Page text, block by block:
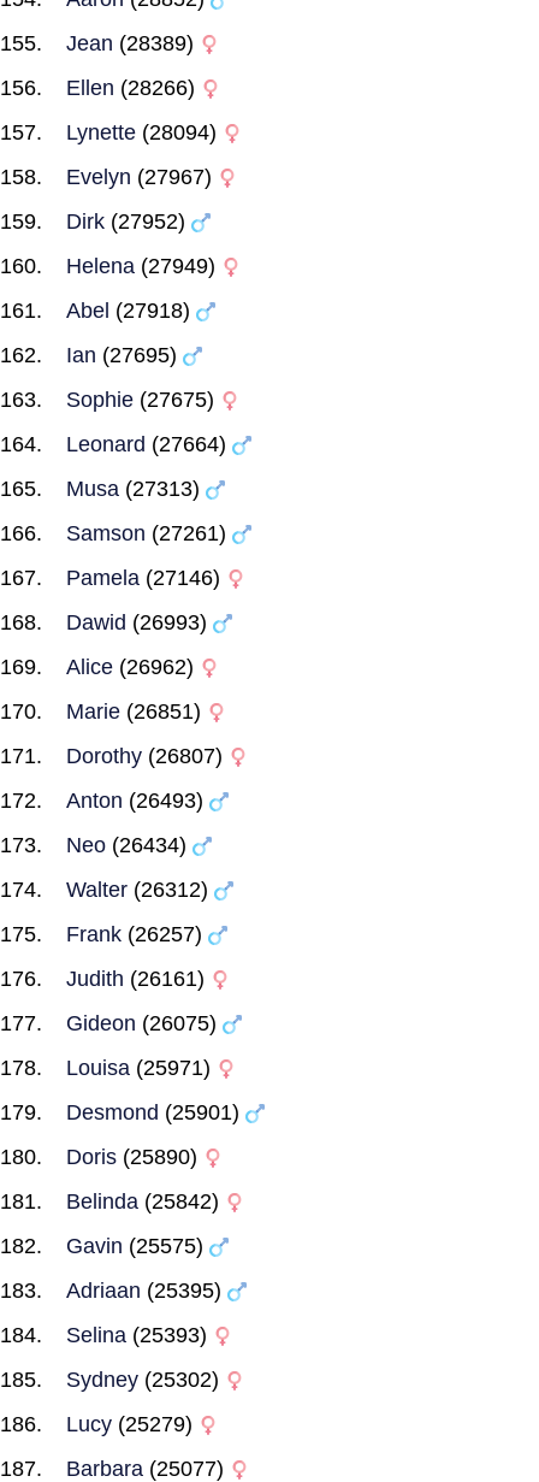
Jean (28389)
Ellen (28266)
Lynette (28094)
Evelyn (27967)
Dirk (27952)
Helena (27949)
Abel (27918)
Ian (27695)
Sophie (27675)
Leonard (27664)
Musa (27313)
Samson (27261)
Pamela (27146)
Dawid (26993)
Alice (26962)
Marie (26851)
Dorothy (26807)
Anton (26493)
Neo (26434)
Walter (26312)
Frank (26257)
Judith (26161)
Gideon (26075)
Louisa (25971)
Desmond (25901)
Doris (25890)
Belinda (25842)
Gavin (25575)
Adriaan (25395)
Selina (25393)
Sydney (25302)
Lucy (25279)
Barbara (25077)